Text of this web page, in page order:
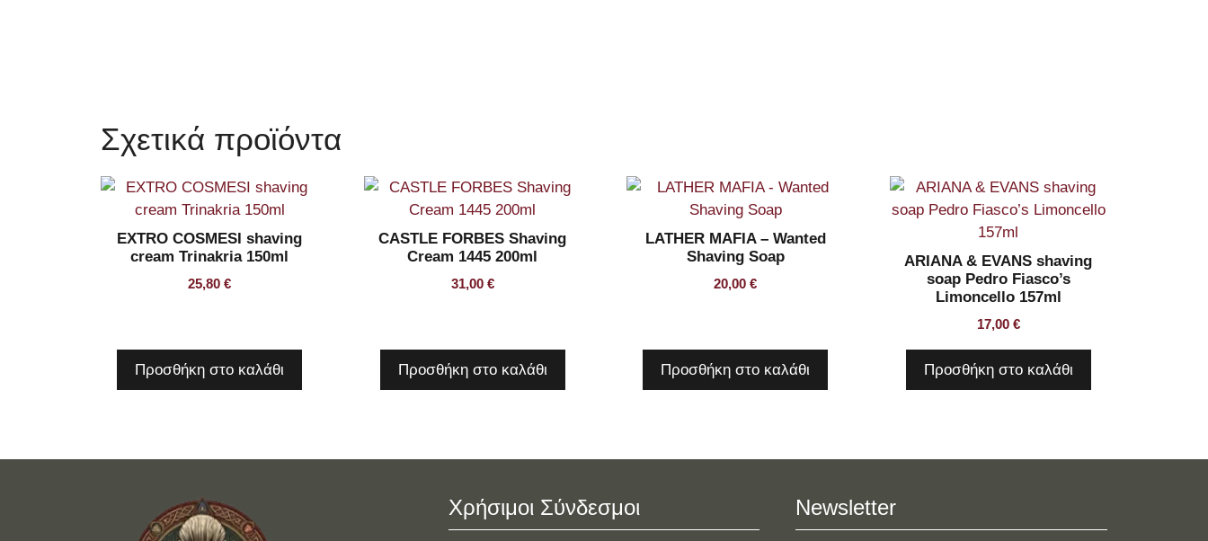
Σχετικά προϊόντα
EXTRO COSMESI shaving
cream Trinakria 150ml
25,80€
Προσθήκη στο καλάθι
CASTLE FORBES Shaving
Cream 1445 200ml
31,00 €
Προσθήκη στο καλάθι
LATHER MAFIA – Wanted
Shaving Soap
20,00€
Προσθήκη στο καλάθι
ARIANA & EVANS shaving
soap Pedro Fiasco’s
Limoncello 157ml
17,00 €
Προσθήκη στο καλάθι
Χρήσιμοι Σύνδεσμοι Newsletter